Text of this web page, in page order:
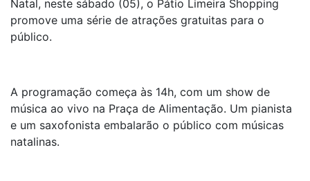
Natal, neste sábado (05), o Pátio Limeira Shopping
promove uma série de atrações gratuitas para o
público.
A programação começa às 14h, com um show de
música ao vivo na Praça de Alimentação. Um pianista
e um saxofonista embalarão o público com músicas
natalinas.